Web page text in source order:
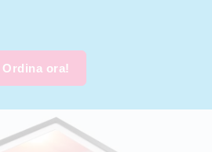
Ordina ora!